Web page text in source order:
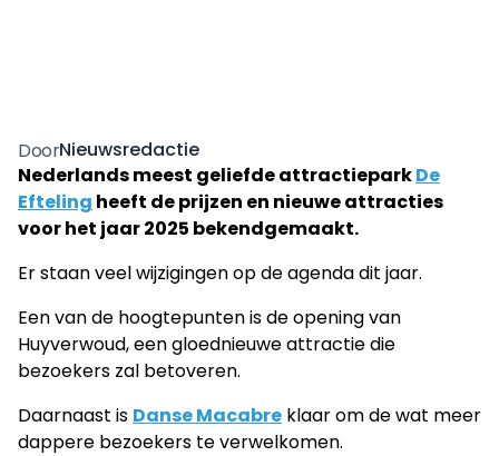
DoorNieuwsredactie
Nederlands meest geliefde attractieparkDe
Efteling heeft de prijzen en nieuwe attracties
voor het jaar 2025 bekendgemaakt.
Er staan veel wijzigingen op de agenda dit jaar.
Een van de hoogtepunten is de opening van
Huyverwoud, een gloednieuwe attractie die
bezoekers zal betoveren.
Daarnaast is Danse Macabre klaar om de wat meer
dappere bezoekers te verwelkomen.